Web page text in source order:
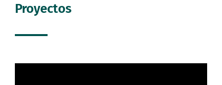
Proyectos